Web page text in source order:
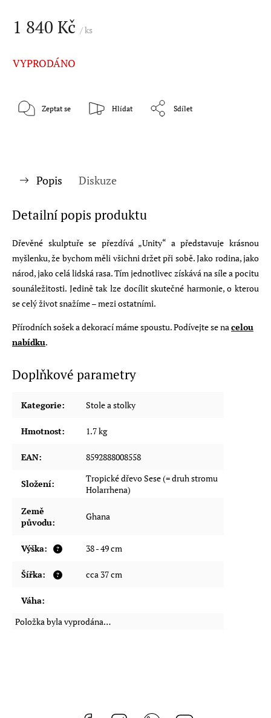
1 840 Kč / ks
VYPRODÁNO
Zeptat se Hlídat Sdílet
Popis Diskuze
Detailní popis produktu
Dřevěné skulptuře se přezdívá „Unity“ a představuje krásnou
myšlenku, že bychom měli všichni držet při sobě. Jako rodina, jako
národ, jako celá lidská rasa. Tím jednotlivec získává na síle a pocitu
sounáležitosti. Jedině tak lze docílit skutečné harmonie, o kterou
se celý život snažíme – mezi ostatními.
Přírodních sošek a dekorací máme spoustu. Podívejte se na celou
nabídku.
Doplňkové parametry
Kategorie: Stole a stolky
Hmotnost: 1.7 kg
EAN: 8592888008558
Složení:
Tropické dřevo Sese (= druh stromu
Holarrhena)
Země
původu:
Ghana
?
Výška: 38 - 49 cm
?
Šířka: cca 37 cm
Váha:
Položka byla vyprodána…